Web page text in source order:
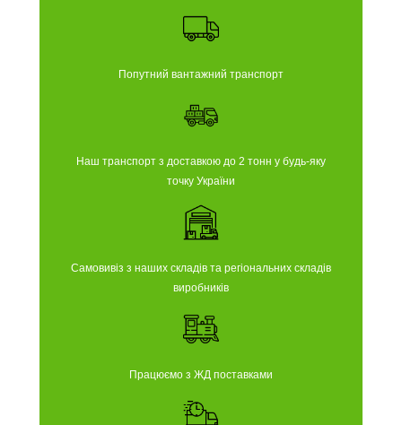
Попутний вантажний транспорт
Наш транспорт з доставкою до 2 тонн у будь-яку
точку України
Самовивіз з наших складів та регіональних складів
виробників
Працюємо з ЖД поставками